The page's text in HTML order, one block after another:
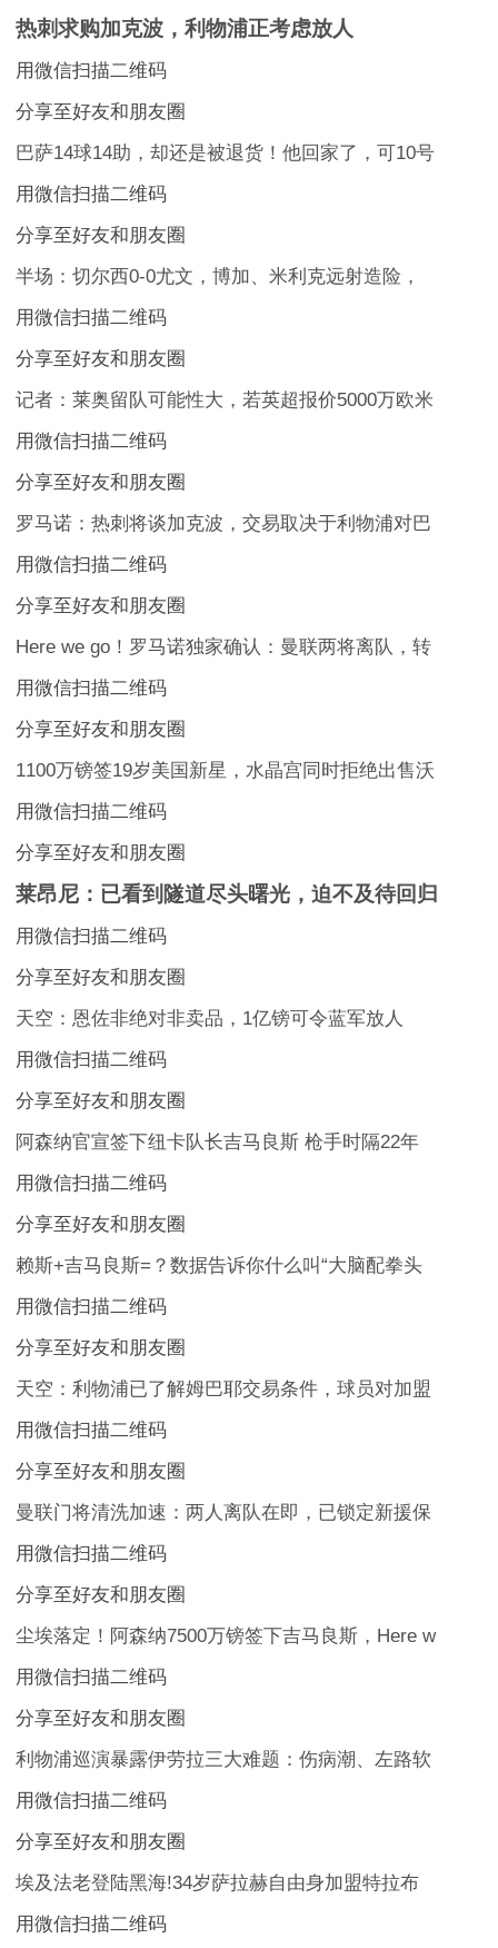
热刺求购加克波，利物浦正考虑放人
用微信扫描二维码
分享至好友和朋友圈
巴萨14球14助，却还是被退货！他回家了，可10号
用微信扫描二维码
分享至好友和朋友圈
半场：切尔西0-0尤文，博加、米利克远射造险，
用微信扫描二维码
分享至好友和朋友圈
记者：莱奥留队可能性大，若英超报价5000万欧米
用微信扫描二维码
分享至好友和朋友圈
罗马诺：热刺将谈加克波，交易取决于利物浦对巴
用微信扫描二维码
分享至好友和朋友圈
Here we go！罗马诺独家确认：曼联两将离队，转
用微信扫描二维码
分享至好友和朋友圈
1100万镑签19岁美国新星，水晶宫同时拒绝出售沃
用微信扫描二维码
分享至好友和朋友圈
莱昂尼：已看到隧道尽头曙光，迫不及待回归
用微信扫描二维码
分享至好友和朋友圈
天空：恩佐非绝对非卖品，1亿镑可令蓝军放人
用微信扫描二维码
分享至好友和朋友圈
阿森纳官宣签下纽卡队长吉马良斯 枪手时隔22年
用微信扫描二维码
分享至好友和朋友圈
赖斯+吉马良斯=？数据告诉你什么叫“大脑配拳头
用微信扫描二维码
分享至好友和朋友圈
天空：利物浦已了解姆巴耶交易条件，球员对加盟
用微信扫描二维码
分享至好友和朋友圈
曼联门将清洗加速：两人离队在即，已锁定新援保
用微信扫描二维码
分享至好友和朋友圈
尘埃落定！阿森纳7500万镑签下吉马良斯，Here w
用微信扫描二维码
分享至好友和朋友圈
利物浦巡演暴露伊劳拉三大难题：伤病潮、左路软
用微信扫描二维码
分享至好友和朋友圈
埃及法老登陆黑海!34岁萨拉赫自由身加盟特拉布
用微信扫描二维码